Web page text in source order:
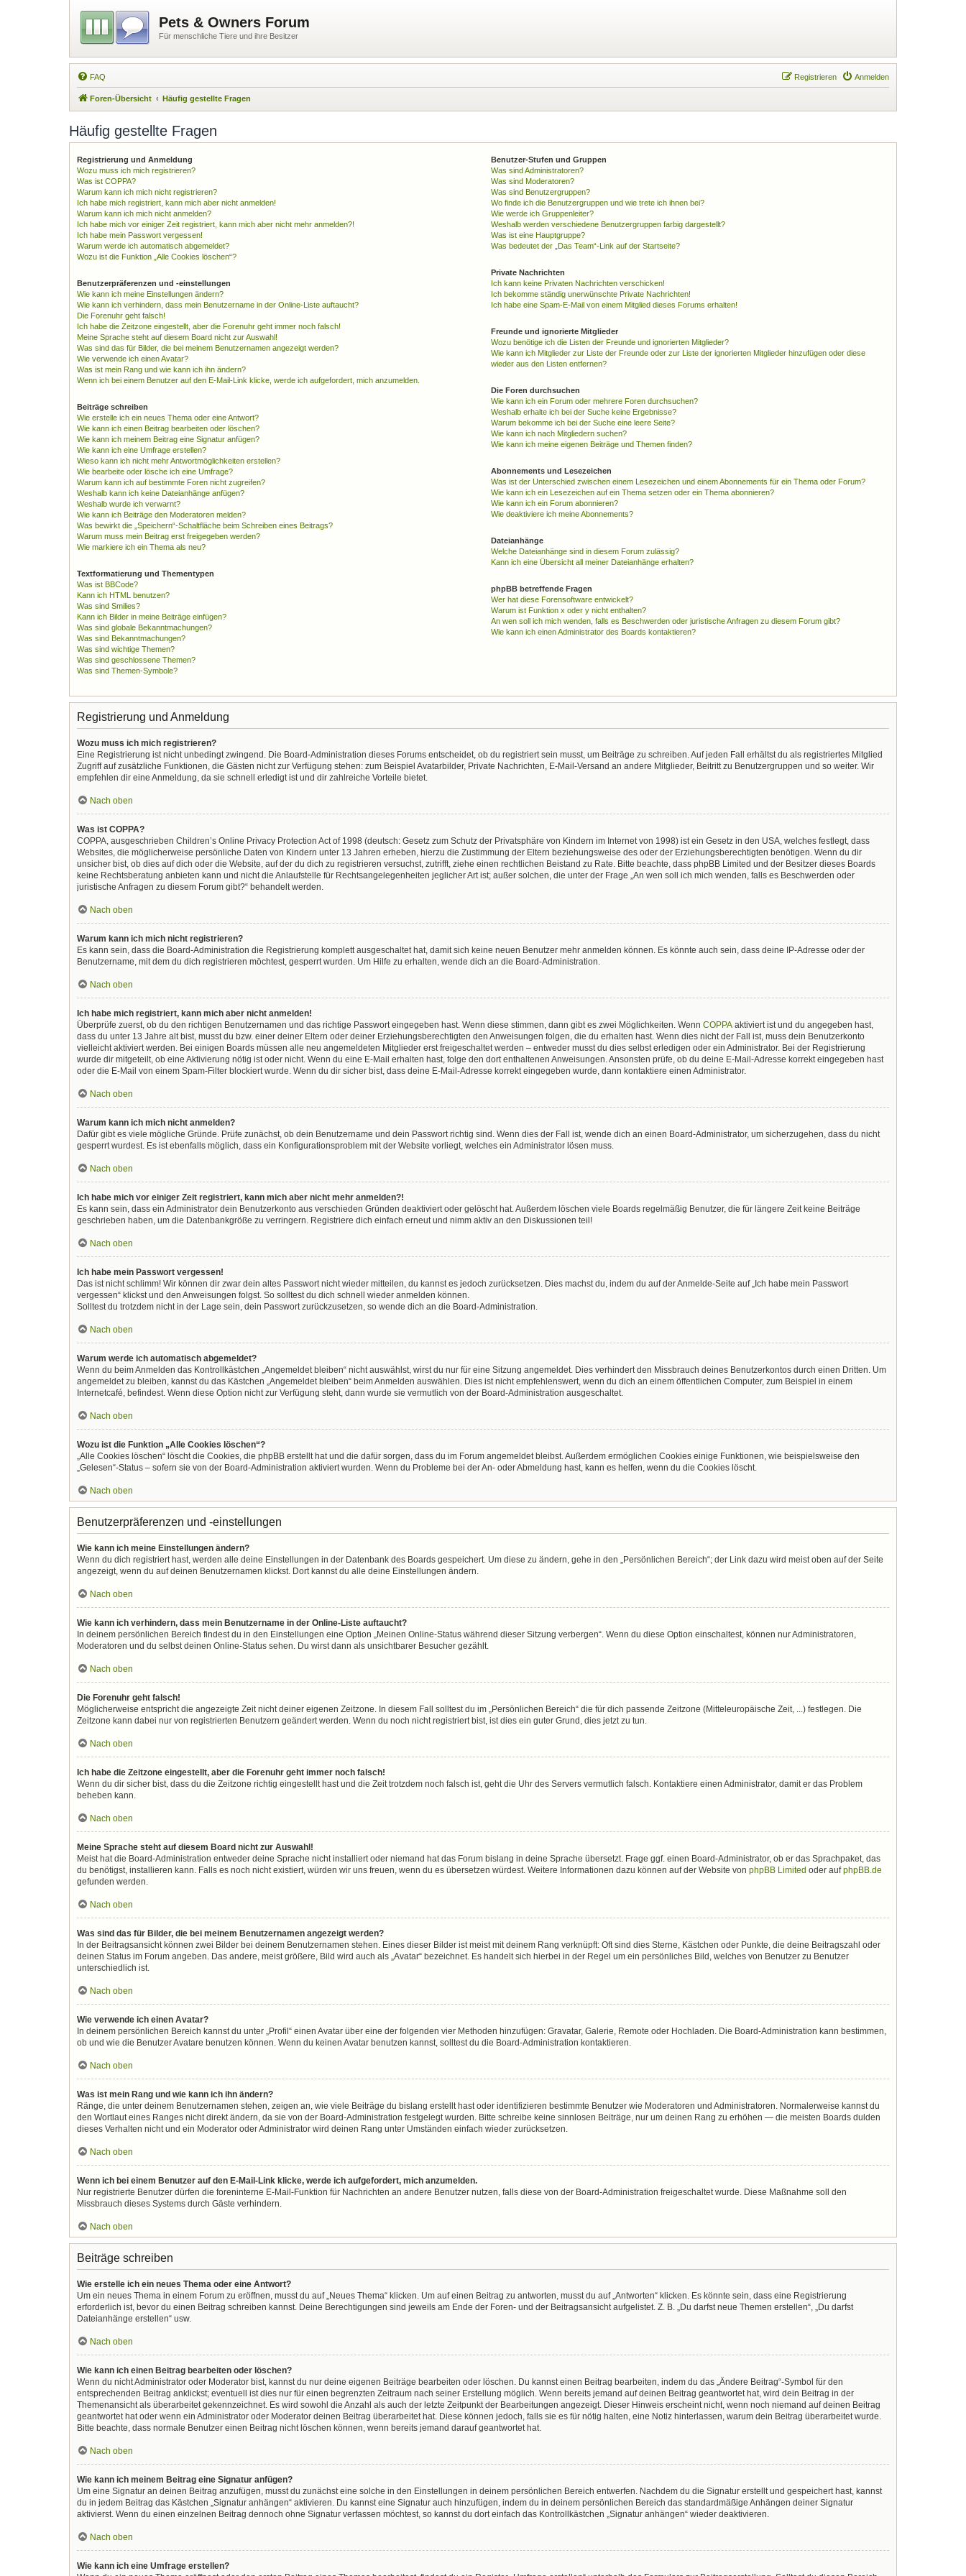
Pets & Owners Forum
Für menschliche Tiere und ihre Besitzer
FAQ Anmelden
Registrieren
Foren-Übersicht Häufig gestellte Fragen
Häufig gestellte Fragen
Registrierung und Anmeldung
Wozu muss ich mich registrieren?
Was ist COPPA?
Warum kann ich mich nicht registrieren?
Ich habe mich registriert, kann mich aber nicht anmelden!
Warum kann ich mich nicht anmelden?
Ich habe mich vor einiger Zeit registriert, kann mich aber nicht mehr anmelden?!
Ich habe mein Passwort vergessen!
Warum werde ich automatisch abgemeldet?
Wozu ist die Funktion „Alle Cookies löschen“?
Benutzerpräferenzen und -einstellungen
Wie kann ich meine Einstellungen ändern?
Wie kann ich verhindern, dass mein Benutzername in der Online-Liste auftaucht?
Die Forenuhr geht falsch!
Ich habe die Zeitzone eingestellt, aber die Forenuhr geht immer noch falsch!
Meine Sprache steht auf diesem Board nicht zur Auswahl!
Was sind das für Bilder, die bei meinem Benutzernamen angezeigt werden?
Wie verwende ich einen Avatar?
Was ist mein Rang und wie kann ich ihn ändern?
Wenn ich bei einem Benutzer auf den E-Mail-Link klicke, werde ich aufgefordert, mich anzumelden.
Beiträge schreiben
Wie erstelle ich ein neues Thema oder eine Antwort?
Wie kann ich einen Beitrag bearbeiten oder löschen?
Wie kann ich meinem Beitrag eine Signatur anfügen?
Wie kann ich eine Umfrage erstellen?
Wieso kann ich nicht mehr Antwortmöglichkeiten erstellen?
Wie bearbeite oder lösche ich eine Umfrage?
Warum kann ich auf bestimmte Foren nicht zugreifen?
Weshalb kann ich keine Dateianhänge anfügen?
Weshalb wurde ich verwarnt?
Wie kann ich Beiträge den Moderatoren melden?
Was bewirkt die „Speichern“-Schaltfläche beim Schreiben eines Beitrags?
Warum muss mein Beitrag erst freigegeben werden?
Wie markiere ich ein Thema als neu?
Textformatierung und Thementypen
Was ist BBCode?
Kann ich HTML benutzen?
Was sind Smilies?
Kann ich Bilder in meine Beiträge einfügen?
Was sind globale Bekanntmachungen?
Was sind Bekanntmachungen?
Was sind wichtige Themen?
Was sind geschlossene Themen?
Was sind Themen-Symbole?
Benutzer-Stufen und Gruppen
Was sind Administratoren?
Was sind Moderatoren?
Was sind Benutzergruppen?
Wo finde ich die Benutzergruppen und wie trete ich ihnen bei?
Wie werde ich Gruppenleiter?
Weshalb werden verschiedene Benutzergruppen farbig dargestellt?
Was ist eine Hauptgruppe?
Was bedeutet der „Das Team“-Link auf der Startseite?
Private Nachrichten
Ich kann keine Privaten Nachrichten verschicken!
Ich bekomme ständig unerwünschte Private Nachrichten!
Ich habe eine Spam-E-Mail von einem Mitglied dieses Forums erhalten!
Freunde und ignorierte Mitglieder
Wozu benötige ich die Listen der Freunde und ignorierten Mitglieder?
Wie kann ich Mitglieder zur Liste der Freunde oder zur Liste der ignorierten Mitglieder hinzufügen oder diese
wieder aus den Listen entfernen?
Die Foren durchsuchen
Wie kann ich ein Forum oder mehrere Foren durchsuchen?
Weshalb erhalte ich bei der Suche keine Ergebnisse?
Warum bekomme ich bei der Suche eine leere Seite?
Wie kann ich nach Mitgliedern suchen?
Wie kann ich meine eigenen Beiträge und Themen finden?
Abonnements und Lesezeichen
Was ist der Unterschied zwischen einem Lesezeichen und einem Abonnements für ein Thema oder Forum?
Wie kann ich ein Lesezeichen auf ein Thema setzen oder ein Thema abonnieren?
Wie kann ich ein Forum abonnieren?
Wie deaktiviere ich meine Abonnements?
Dateianhänge
Welche Dateianhänge sind in diesem Forum zulässig?
Kann ich eine Übersicht all meiner Dateianhänge erhalten?
phpBB betreffende Fragen
Wer hat diese Forensoftware entwickelt?
Warum ist Funktion x oder y nicht enthalten?
An wen soll ich mich wenden, falls es Beschwerden oder juristische Anfragen zu diesem Forum gibt?
Wie kann ich einen Administrator des Boards kontaktieren?
Registrierung und Anmeldung
Wozu muss ich mich registrieren?
Eine Registrierung ist nicht unbedingt zwingend. Die Board-Administration dieses Forums entscheidet, ob du registriert sein musst, um Beiträge zu schreiben. Auf jeden Fall erhältst du als registriertes Mitglied
Zugriff auf zusätzliche Funktionen, die Gästen nicht zur Verfügung stehen: zum Beispiel Avatarbilder, Private Nachrichten, E-Mail-Versand an andere Mitglieder, Beitritt zu Benutzergruppen und so weiter. Wir
empfehlen dir eine Anmeldung, da sie schnell erledigt ist und dir zahlreiche Vorteile bietet.
Nach oben
Was ist COPPA?
COPPA, ausgeschrieben Children’s Online Privacy Protection Act of 1998 (deutsch: Gesetz zum Schutz der Privatsphäre von Kindern im Internet von 1998) ist ein Gesetz in den USA, welches festlegt, dass
Websites, die möglicherweise persönliche Daten von Kindern unter 13 Jahren erheben, hierzu die Zustimmung der Eltern beziehungsweise des oder der Erziehungsberechtigten benötigen. Wenn du dir
unsicher bist, ob dies auf dich oder die Website, auf der du dich zu registrieren versuchst, zutrifft, ziehe einen rechtlichen Beistand zu Rate. Bitte beachte, dass phpBB Limited und der Besitzer dieses Boards
keine Rechtsberatung anbieten kann und nicht die Anlaufstelle für Rechtsangelegenheiten jeglicher Art ist; außer solchen, die unter der Frage „An wen soll ich mich wenden, falls es Beschwerden oder
juristische Anfragen zu diesem Forum gibt?“ behandelt werden.
Nach oben
Warum kann ich mich nicht registrieren?
Es kann sein, dass die Board-Administration die Registrierung komplett ausgeschaltet hat, damit sich keine neuen Benutzer mehr anmelden können. Es könnte auch sein, dass deine IP-Adresse oder der
Benutzername, mit dem du dich registrieren möchtest, gesperrt wurden. Um Hilfe zu erhalten, wende dich an die Board-Administration.
Nach oben
Ich habe mich registriert, kann mich aber nicht anmelden!
Überprüfe zuerst, ob du den richtigen Benutzernamen und das richtige Passwort eingegeben hast. Wenn diese stimmen, dann gibt es zwei Möglichkeiten. Wenn COPPA aktiviert ist und du angegeben hast,
dass du unter 13 Jahre alt bist, musst du bzw. einer deiner Eltern oder deiner Erziehungsberechtigten den Anweisungen folgen, die du erhalten hast. Wenn dies nicht der Fall ist, muss dein Benutzerkonto
vielleicht aktiviert werden. Bei einigen Boards müssen alle neu angemeldeten Mitglieder erst freigeschaltet werden – entweder musst du dies selbst erledigen oder ein Administrator. Bei der Registrierung
wurde dir mitgeteilt, ob eine Aktivierung nötig ist oder nicht. Wenn du eine E-Mail erhalten hast, folge den dort enthaltenen Anweisungen. Ansonsten prüfe, ob du deine E-Mail-Adresse korrekt eingegeben hast
oder die E-Mail von einem Spam-Filter blockiert wurde. Wenn du dir sicher bist, dass deine E-Mail-Adresse korrekt eingegeben wurde, dann kontaktiere einen Administrator.
Nach oben
Warum kann ich mich nicht anmelden?
Dafür gibt es viele mögliche Gründe. Prüfe zunächst, ob dein Benutzername und dein Passwort richtig sind. Wenn dies der Fall ist, wende dich an einen Board-Administrator, um sicherzugehen, dass du nicht
gesperrt wurdest. Es ist ebenfalls möglich, dass ein Konfigurationsproblem mit der Website vorliegt, welches ein Administrator lösen muss.
Nach oben
Ich habe mich vor einiger Zeit registriert, kann mich aber nicht mehr anmelden?!
Es kann sein, dass ein Administrator dein Benutzerkonto aus verschieden Gründen deaktiviert oder gelöscht hat. Außerdem löschen viele Boards regelmäßig Benutzer, die für längere Zeit keine Beiträge
geschrieben haben, um die Datenbankgröße zu verringern. Registriere dich einfach erneut und nimm aktiv an den Diskussionen teil!
Nach oben
Ich habe mein Passwort vergessen!
Das ist nicht schlimm! Wir können dir zwar dein altes Passwort nicht wieder mitteilen, du kannst es jedoch zurücksetzen. Dies machst du, indem du auf der Anmelde-Seite auf „Ich habe mein Passwort
vergessen“ klickst und den Anweisungen folgst. So solltest du dich schnell wieder anmelden können.
Solltest du trotzdem nicht in der Lage sein, dein Passwort zurückzusetzen, so wende dich an die Board-Administration.
Nach oben
Warum werde ich automatisch abgemeldet?
Wenn du beim Anmelden das Kontrollkästchen „Angemeldet bleiben“ nicht auswählst, wirst du nur für eine Sitzung angemeldet. Dies verhindert den Missbrauch deines Benutzerkontos durch einen Dritten. Um
angemeldet zu bleiben, kannst du das Kästchen „Angemeldet bleiben“ beim Anmelden auswählen. Dies ist nicht empfehlenswert, wenn du dich an einem öffentlichen Computer, zum Beispiel in einem
Internetcafé, befindest. Wenn diese Option nicht zur Verfügung steht, dann wurde sie vermutlich von der Board-Administration ausgeschaltet.
Nach oben
Wozu ist die Funktion „Alle Cookies löschen“?
„Alle Cookies löschen“ löscht die Cookies, die phpBB erstellt hat und die dafür sorgen, dass du im Forum angemeldet bleibst. Außerdem ermöglichen Cookies einige Funktionen, wie beispielsweise den
„Gelesen“-Status – sofern sie von der Board-Administration aktiviert wurden. Wenn du Probleme bei der An- oder Abmeldung hast, kann es helfen, wenn du die Cookies löscht.
Nach oben
Benutzerpräferenzen und -einstellungen
Wie kann ich meine Einstellungen ändern?
Wenn du dich registriert hast, werden alle deine Einstellungen in der Datenbank des Boards gespeichert. Um diese zu ändern, gehe in den „Persönlichen Bereich“; der Link dazu wird meist oben auf der Seite
angezeigt, wenn du auf deinen Benutzernamen klickst. Dort kannst du alle deine Einstellungen ändern.
Nach oben
Wie kann ich verhindern, dass mein Benutzername in der Online-Liste auftaucht?
In deinem persönlichen Bereich findest du in den Einstellungen eine Option „Meinen Online-Status während dieser Sitzung verbergen“. Wenn du diese Option einschaltest, können nur Administratoren,
Moderatoren und du selbst deinen Online-Status sehen. Du wirst dann als unsichtbarer Besucher gezählt.
Nach oben
Die Forenuhr geht falsch!
Möglicherweise entspricht die angezeigte Zeit nicht deiner eigenen Zeitzone. In diesem Fall solltest du im „Persönlichen Bereich“ die für dich passende Zeitzone (Mitteleuropäische Zeit, ...) festlegen. Die
Zeitzone kann dabei nur von registrierten Benutzern geändert werden. Wenn du noch nicht registriert bist, ist dies ein guter Grund, dies jetzt zu tun.
Nach oben
Ich habe die Zeitzone eingestellt, aber die Forenuhr geht immer noch falsch!
Wenn du dir sicher bist, dass du die Zeitzone richtig eingestellt hast und die Zeit trotzdem noch falsch ist, geht die Uhr des Servers vermutlich falsch. Kontaktiere einen Administrator, damit er das Problem
beheben kann.
Nach oben
Meine Sprache steht auf diesem Board nicht zur Auswahl!
Meist hat die Board-Administration entweder deine Sprache nicht installiert oder niemand hat das Forum bislang in deine Sprache übersetzt. Frage ggf. einen Board-Administrator, ob er das Sprachpaket, das
du benötigst, installieren kann. Falls es noch nicht existiert, würden wir uns freuen, wenn du es übersetzen würdest. Weitere Informationen dazu können auf der Website von phpBB Limited oder aufphpBB.de
gefunden werden.
Nach oben
Was sind das für Bilder, die bei meinem Benutzernamen angezeigt werden?
In der Beitragsansicht können zwei Bilder bei deinem Benutzernamen stehen. Eines dieser Bilder ist meist mit deinem Rang verknüpft: Oft sind dies Sterne, Kästchen oder Punkte, die deine Beitragszahl oder
deinen Status im Forum angeben. Das andere, meist größere, Bild wird auch als „Avatar“ bezeichnet. Es handelt sich hierbei in der Regel um ein persönliches Bild, welches von Benutzer zu Benutzer
unterschiedlich ist.
Nach oben
Wie verwende ich einen Avatar?
In deinem persönlichen Bereich kannst du unter „Profil“ einen Avatar über eine der folgenden vier Methoden hinzufügen: Gravatar, Galerie, Remote oder Hochladen. Die Board-Administration kann bestimmen,
ob und wie die Benutzer Avatare benutzen können. Wenn du keinen Avatar benutzen kannst, solltest du die Board-Administration kontaktieren.
Nach oben
Was ist mein Rang und wie kann ich ihn ändern?
Ränge, die unter deinem Benutzernamen stehen, zeigen an, wie viele Beiträge du bislang erstellt hast oder identifizieren bestimmte Benutzer wie Moderatoren und Administratoren. Normalerweise kannst du
den Wortlaut eines Ranges nicht direkt ändern, da sie von der Board-Administration festgelegt wurden. Bitte schreibe keine sinnlosen Beiträge, nur um deinen Rang zu erhöhen — die meisten Boards dulden
dieses Verhalten nicht und ein Moderator oder Administrator wird deinen Rang unter Umständen einfach wieder zurücksetzen.
Nach oben
Wenn ich bei einem Benutzer auf den E-Mail-Link klicke, werde ich aufgefordert, mich anzumelden.
Nur registrierte Benutzer dürfen die foreninterne E-Mail-Funktion für Nachrichten an andere Benutzer nutzen, falls diese von der Board-Administration freigeschaltet wurde. Diese Maßnahme soll den
Missbrauch dieses Systems durch Gäste verhindern.
Nach oben
Beiträge schreiben
Wie erstelle ich ein neues Thema oder eine Antwort?
Um ein neues Thema in einem Forum zu eröffnen, musst du auf „Neues Thema“ klicken. Um auf einen Beitrag zu antworten, musst du auf „Antworten“ klicken. Es könnte sein, dass eine Registrierung
erforderlich ist, bevor du einen Beitrag schreiben kannst. Deine Berechtigungen sind jeweils am Ende der Foren- und der Beitragsansicht aufgelistet. Z. B. „Du darfst neue Themen erstellen“, „Du darfst
Dateianhänge erstellen“ usw.
Nach oben
Wie kann ich einen Beitrag bearbeiten oder löschen?
Wenn du nicht Administrator oder Moderator bist, kannst du nur deine eigenen Beiträge bearbeiten oder löschen. Du kannst einen Beitrag bearbeiten, indem du das „Ändere Beitrag“-Symbol für den
entsprechenden Beitrag anklickst; eventuell ist dies nur für einen begrenzten Zeitraum nach seiner Erstellung möglich. Wenn bereits jemand auf deinen Beitrag geantwortet hat, wird dein Beitrag in der
Themenansicht als überarbeitet gekennzeichnet. Es wird sowohl die Anzahl als auch der letzte Zeitpunkt der Bearbeitungen angezeigt. Dieser Hinweis erscheint nicht, wenn noch niemand auf deinen Beitrag
geantwortet hat oder wenn ein Administrator oder Moderator deinen Beitrag überarbeitet hat. Diese können jedoch, falls sie es für nötig halten, eine Notiz hinterlassen, warum dein Beitrag überarbeitet wurde.
Bitte beachte, dass normale Benutzer einen Beitrag nicht löschen können, wenn bereits jemand darauf geantwortet hat.
Nach oben
Wie kann ich meinem Beitrag eine Signatur anfügen?
Um eine Signatur an deinen Beitrag anzufügen, musst du zunächst eine solche in den Einstellungen in deinem persönlichen Bereich entwerfen. Nachdem du die Signatur erstellt und gespeichert hast, kannst
du in jedem Beitrag das Kästchen „Signatur anhängen“ aktivieren. Du kannst eine Signatur auch hinzufügen, indem du in deinem persönlichen Bereich das standardmäßige Anhängen deiner Signatur
aktivierst. Wenn du einen einzelnen Beitrag dennoch ohne Signatur verfassen möchtest, so kannst du dort einfach das Kontrollkästchen „Signatur anhängen“ wieder deaktivieren.
Nach oben
Wie kann ich eine Umfrage erstellen?